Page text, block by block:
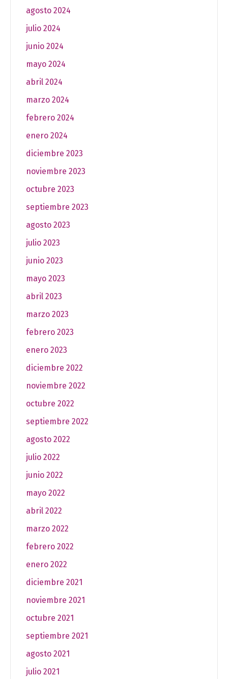
agosto 2024
julio 2024
junio 2024
mayo 2024
abril 2024
marzo 2024
febrero 2024
enero 2024
diciembre 2023
noviembre 2023
octubre 2023
septiembre 2023
agosto 2023
julio 2023
junio 2023
mayo 2023
abril 2023
marzo 2023
febrero 2023
enero 2023
diciembre 2022
noviembre 2022
octubre 2022
septiembre 2022
agosto 2022
julio 2022
junio 2022
mayo 2022
abril 2022
marzo 2022
febrero 2022
enero 2022
diciembre 2021
noviembre 2021
octubre 2021
septiembre 2021
agosto 2021
julio 2021